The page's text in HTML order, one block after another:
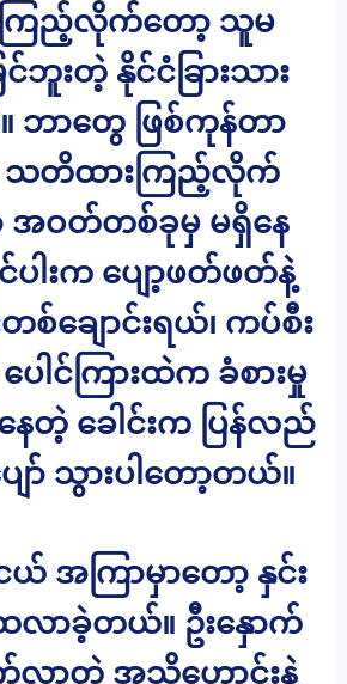
ြည့်လိုက်တော့ သူမ
ဘူးတဲ့ နိုင်ငံခြားသား
ဘာတွေ ဖြစ်ကုန်တာ
သတိထားကြည့်လိုက်
အဝတ်တစ်ခုမှ မရှိနေ
ါးက ပျော့ဖတ်ဖတ်နဲ့
ချောင်းရယ်၊ ကပ်စီး
ေါင်ကြားထဲက ခံစားမှု
ေတဲ့ ခေါင်းက ပြန်လည်
ာ် သွားပါတော့တယ်။
ယ် အကြာမှာတော့ နှင်း
လာခဲ့တယ်။ ဦးနှောက်
က်လာတဲ့ အသိဟောင်းနဲ့